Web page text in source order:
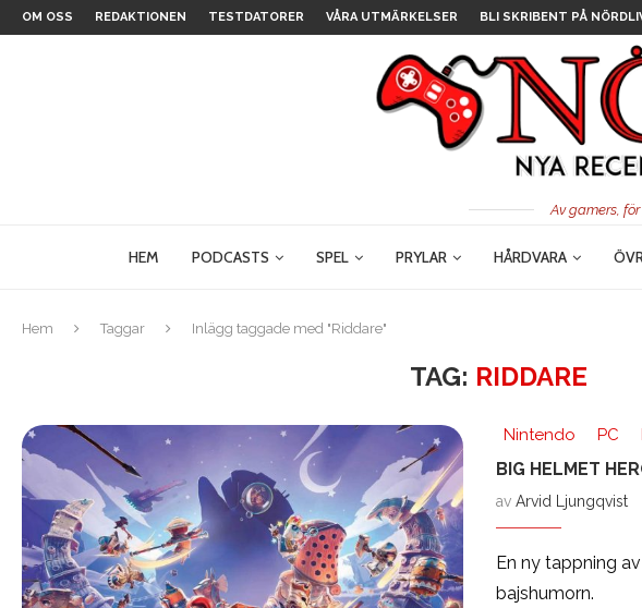
OM OSS REDAKTIONEN TESTDATORER VÅRA UTMÄRKELSER BLI SKRIBENT PÅ
Av gamers,
HEM PODCASTS SPEL PRYLAR HÅRDVARA
Hem Taggar Inlägg taggade med "Riddare"
TAG: RIDDARE
Nintendo PC
BIG HELMET
av Arvid Ljungqvist
En ny tappning
bajshumorn.